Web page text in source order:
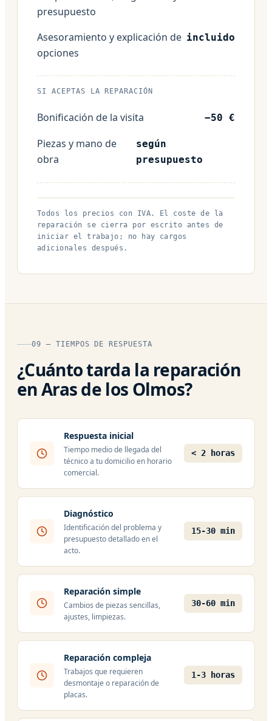
presupuesto
Asesoramiento y explicación de
opciones
incluido
SI ACEPTAS LA REPARACIÓN
Bonificación de la visita −50 €
Piezas y mano de
obra
según
presupuesto
Todos los precios con IVA. El coste de la
reparación se cierra por escrito antes de
iniciar el trabajo; no hay cargos
adicionales después.
09 — TIEMPOS DE RESPUESTA
¿Cuánto tarda la reparación
en Aras de los Olmos?
Respuesta inicial
Tiempo medio de llegada del
técnico a tu domicilio en horario
comercial.
< 2 horas
Diagnóstico
Identificación del problema y
presupuesto detallado en el
acto.
15-30 min
Reparación simple
Cambios de piezas sencillas,
ajustes, limpiezas.
30-60 min
Reparación compleja
Trabajos que requieren
desmontaje o reparación de
placas.
1-3 horas